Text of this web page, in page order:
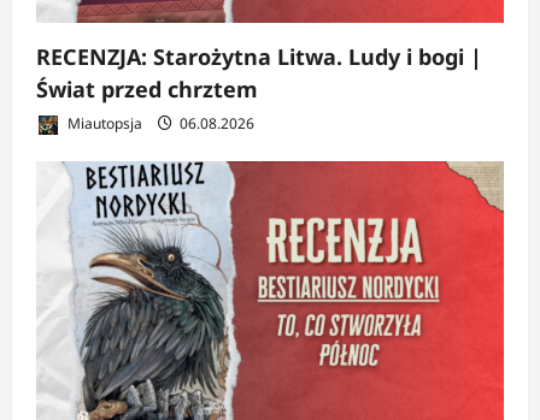
RECENZJA: Starożytna Litwa. Ludy i bogi |
Świat przed chrztem
Miautopsja 06.08.2026